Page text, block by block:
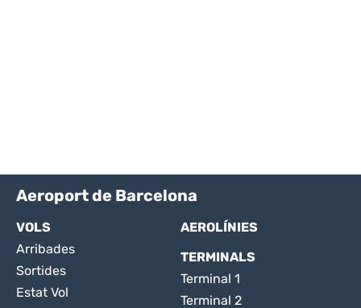
Aeroport de Barcelona
VOLS
Arribades
Sortides
Estat Vol
AEROLÍNIES
TERMINALS
Terminal 1
Terminal 2